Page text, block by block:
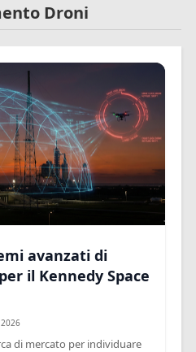
Droni
avanzati di
il Kennedy Space
di mercato per individuare